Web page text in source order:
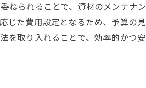
ねられることで、資材のメンテナ
じた費用設定となるため、予算の
を取り入れることで、効率的かつ